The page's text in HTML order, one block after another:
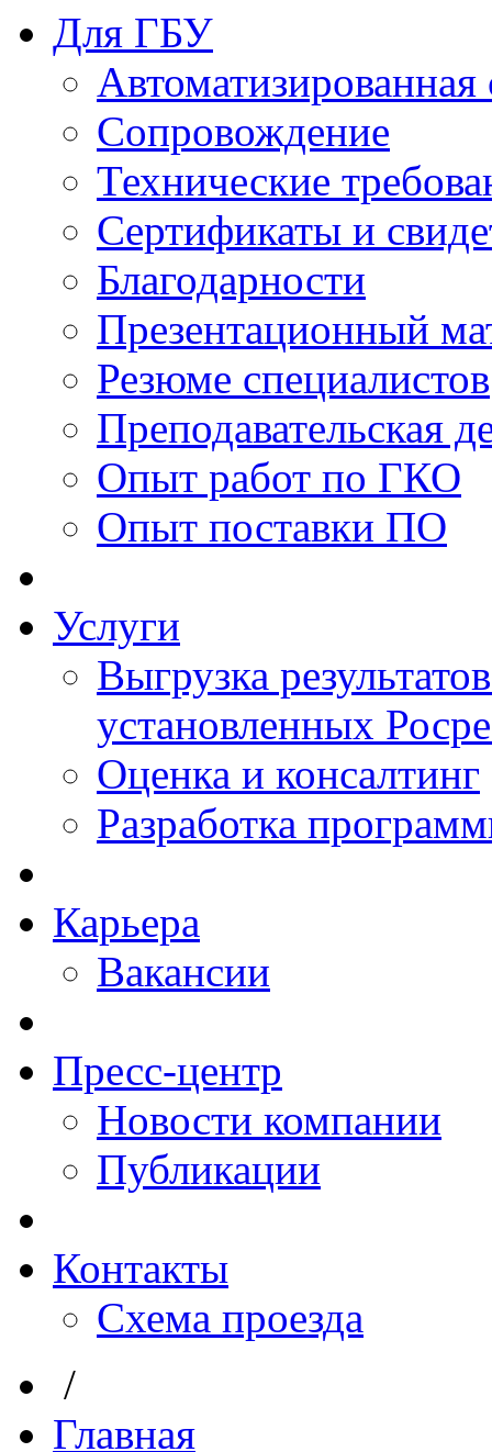
Для ГБУ
Сопровождение
Технические
Сертификаты и
Благодарности
Презентационный
Резюме специалистов
Преподавательская
Опыт работ по ГКО
Опыт поставки ПО
Услуги
Выгрузка
установленных
Оценка и консалтинг
Разработка
Карьера
Вакансии
Пресс-центр
Новости компании
Публикации
Контакты
Схема проезда
/
Главная